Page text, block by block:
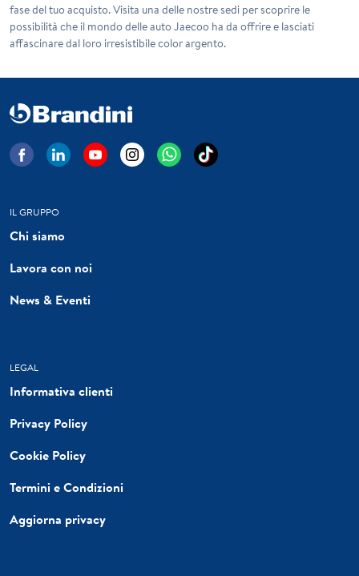
fase del tuo acquisto. Visita una delle nostre sedi per scoprire le
possibilità che il mondo delle auto Jaecoo ha da offrire e lasciati
affascinare dal loro irresistibile color argento.
IL GRUPPO
Chi siamo
Lavora con noi
News & Eventi
LEGAL
Informativa clienti
Privacy Policy
Cookie Policy
Termini e Condizioni
Aggiorna privacy